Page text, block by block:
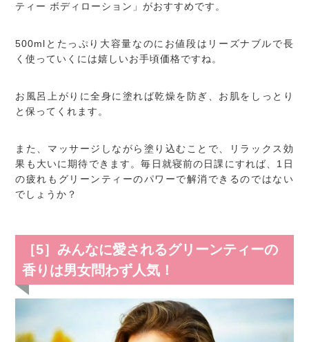
ティー ボディローション」がおすすめです。
500mlとたっぷり大容量なのにお値段はリーズナブルで長
く使っていくには嬉しいお手頃価格ですね。
お風呂上がりに全身に塗れば乾燥を防ぎ、お肌をしっとり
と保ってくれます。
また、マッサージしながら塗り込むことで、リラックス効
果も大いに期待できます。毎日就寝前の日課にすれば、1日
の疲れもグリーンティーのパワーで解消できるのではない
でしょうか？
［5］みんなに愛されるグリーンティーの
香りは男女問わず人気！